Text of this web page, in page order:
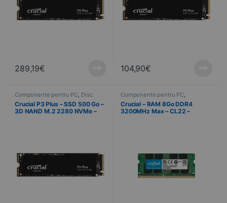
289,19€ 104,90€
Componente pentru PC, Disc
NVMe ,Informatică
Crucial P3 Plus – SSD 500 Go –
3D NAND M.2 2280 NVMe –
Componente pentru PC,
Informatică ,Memorie PC
Crucial – RAM 8Go DDR4
3200MHz Max – CL22 –